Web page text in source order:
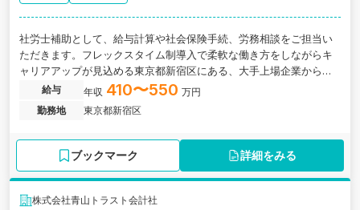
社労士補助として、給与計算や社会保険手続、労務相談をご担当い
ただきます。フレックスタイム制導入で柔軟な働き方をしながらキ
ャリアアップが見込める東京都新宿区にある、大手上場企業から中
小企業まで幅広い経験が積める社労士法人の求人です。
給与 年収 410〜550 万円
勤務地
東京都新宿区
ブックマーク 詳細をみる
株式会社青山トラスト会計社